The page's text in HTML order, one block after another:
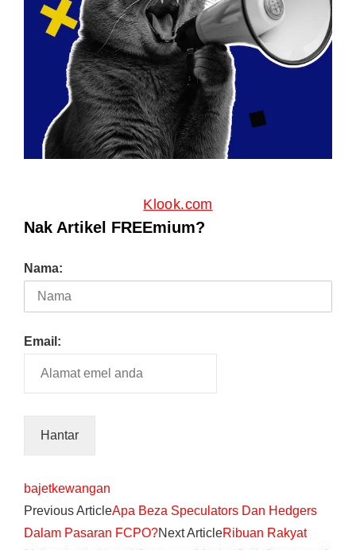
Klook.com
Nak Artikel FREEmium?
Nama:
Email:
bajetkewangan
Previous ArticleApa Beza Speculators Dan Hedgers
Dalam Pasaran FCPO?Next ArticleRibuan Rakyat